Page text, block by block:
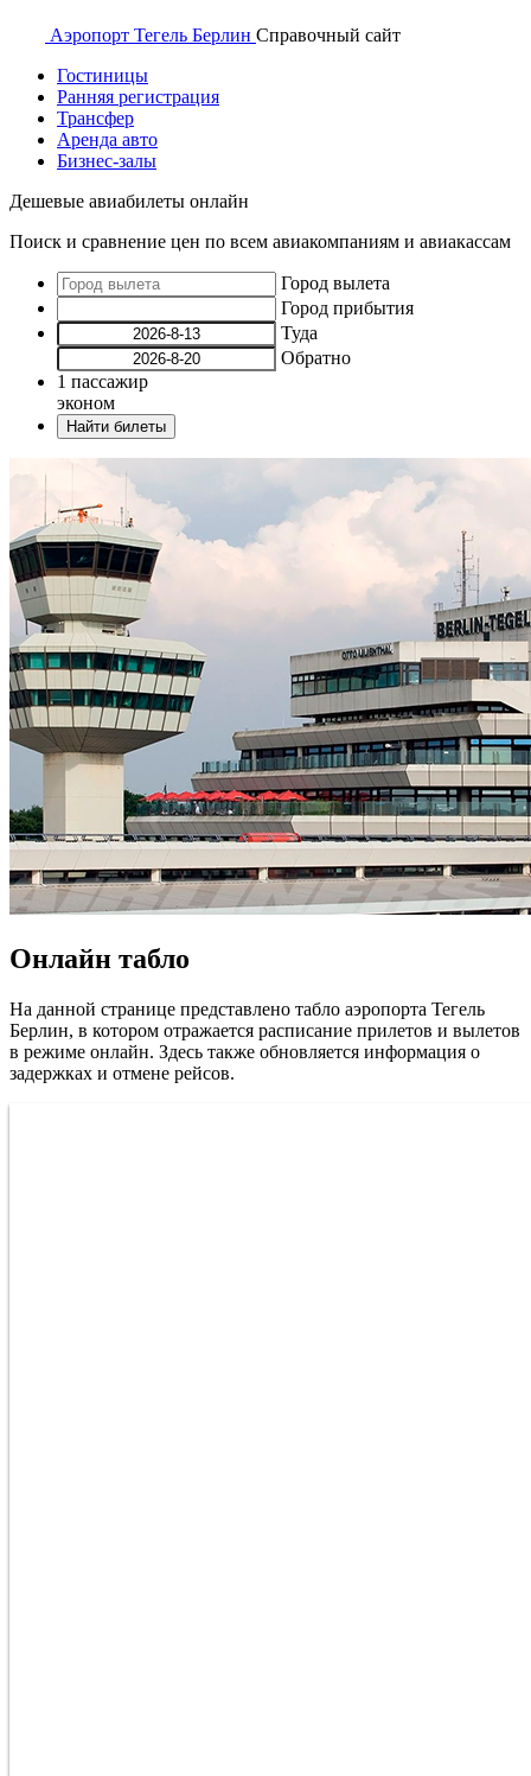
Аэропорт Тегель Берлин Справочный сайт
Гостиницы
Ранняя регистрация
Трансфер
Аренда авто
Бизнес-залы
Дешевые авиабилеты онлайн
Поиск и сравнение цен по всем авиакомпаниям и авиакассам
Город вылета
Город прибытия
Туда
Обратно
1 пассажир
эконом
Найти билеты
Онлайн табло
На данной странице представлено табло аэропорта Тегель
Берлин, в котором отражается расписание прилетов и вылетов
в режиме онлайн. Здесь также обновляется информация о
задержках и отмене рейсов.